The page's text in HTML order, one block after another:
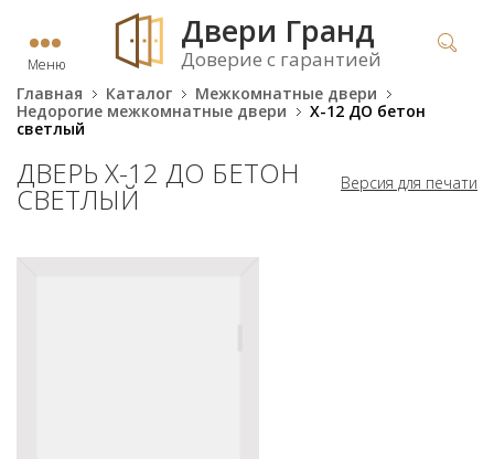
Меню
Двери Гранд
Доверие с гарантией
Главная Каталог
Межкомнатные двери
Недорогие межкомнатные двери
X-12 ДО бетон
светлый
Версия для печати
ДВЕРЬ X-12 ДО БЕТОН
СВЕТЛЫЙ